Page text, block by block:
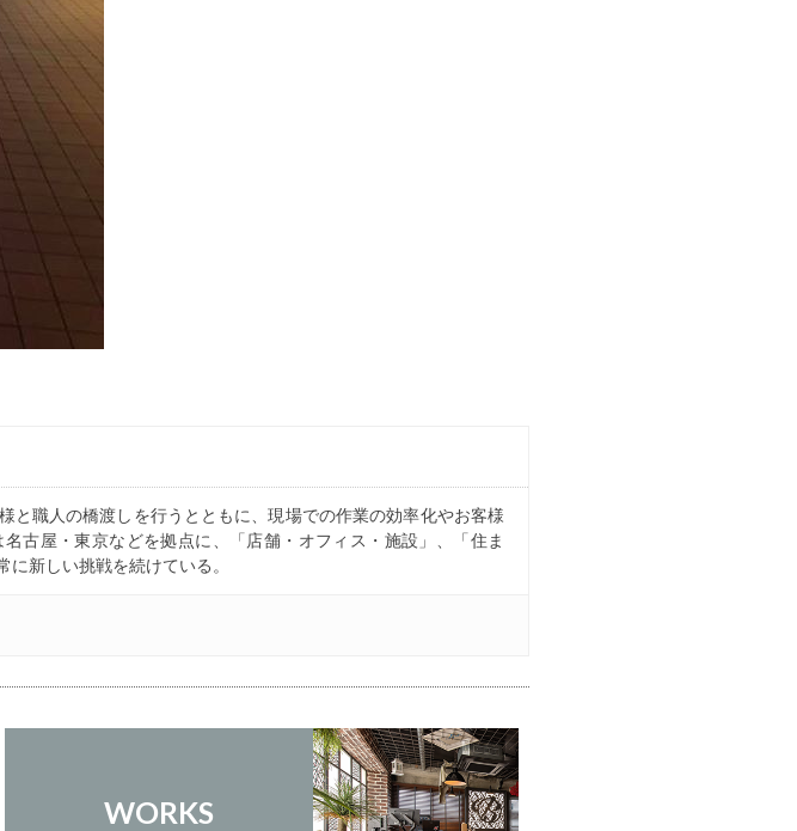
と職人の橋渡しを行うとともに、現場での作業の効率化やお客様
古屋・東京などを拠点に、「店舗・オフィス・施設」、「住ま
新しい挑戦を続けている。
WORKS